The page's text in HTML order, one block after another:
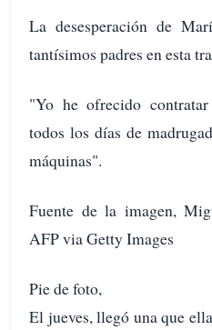
La desesperación de
tantísimos padres en esta
"Yo he ofrecido
todos los días de
máquinas".
Fuente de la imagen,
AFP via Getty Images
Pie de foto,
El jueves, llegó una que